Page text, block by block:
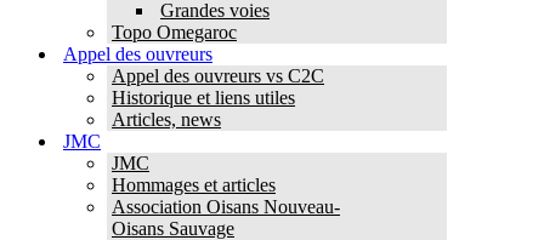
Grandes voies
Topo Omegaroc
Appel des ouvreurs
Appel des ouvreurs vs C2C
Historique et liens utiles
Articles, news
JMC
JMC
Hommages et articles
Association Oisans Nouveau-
Oisans Sauvage